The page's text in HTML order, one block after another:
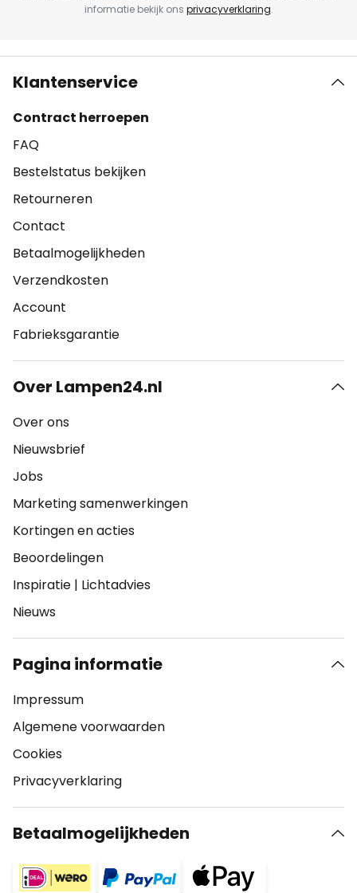
informatie bekijk ons privacyverklaring.
Klantenservice
Contract herroepen
FAQ
Bestelstatus bekijken
Retourneren
Contact
Betaalmogelijkheden
Verzendkosten
Account
Fabrieksgarantie
Over Lampen24.nl
Over ons
Nieuwsbrief
Jobs
Marketing samenwerkingen
Kortingen en acties
Beoordelingen
Inspiratie | Lichtadvies
Nieuws
Pagina informatie
Impressum
Algemene voorwaarden
Cookies
Privacyverklaring
Betaalmogelijkheden